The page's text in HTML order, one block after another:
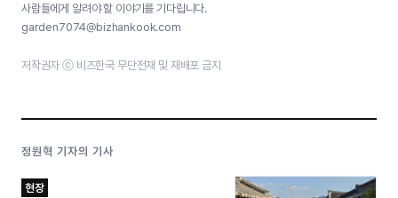
사람들에게 알려야 할 이야기를 기다립니다.
garden7074@bizhankook.com
저작권자 ⓒ 비즈한국 무단전재 및 재배포 금지
정원혁 기자의 기사
현장